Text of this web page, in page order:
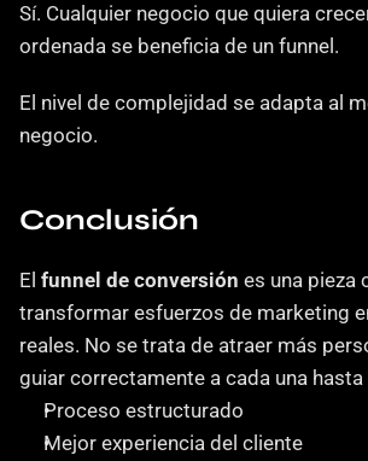
Sí. Cualquier negocio que quiera
ordenada se beneficia de un funnel.
El nivel de complejidad se adapta al
negocio.
Conclusión
El funnel de conversión es una pieza
transformar esfuerzos de marketing
reales. No se trata de atraer más
guiar correctamente a cada una
Proceso estructurado
Mejor experiencia del cliente